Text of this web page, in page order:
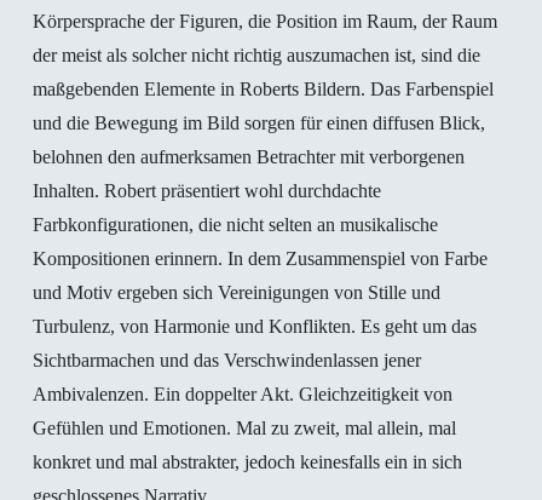
2023
„Mirror, Mirror on the wall“, Kunst und Schnittlauch
Klubhaus, Wien, Österreich (G)
„Sonne“,Feinkunst Krüger, Hamburg (G)
2022
„New Works„, Charim Factory, Wien, Österreich (S)
„Kunst, Leben, Leidenschaft – 10 Jahre Museum
Angerlehner. Die Sammlungsschau“, Museum
Angerlehner, Wels, Österreich (G)
Körpersprache der Figuren, die Position im Raum, der Raum
der meist als solcher nicht richtig auszumachen ist, sind die
maßgebenden Elemente in Roberts Bildern. Das Farbenspiel
und die Bewegung im Bild sorgen für einen diffusen Blick,
belohnen den aufmerksamen Betrachter mit verborgenen
Inhalten. Robert präsentiert wohl durchdachte
Farbkonfigurationen, die nicht selten an musikalische
Kompositionen erinnern. In dem Zusammenspiel von Farbe
und Motiv ergeben sich Vereinigungen von Stille und
Turbulenz, von Harmonie und Konflikten. Es geht um das
Sichtbarmachen und das Verschwindenlassen jener
Ambivalenzen. Ein doppelter Akt. Gleichzeitigkeit von
Gefühlen und Emotionen. Mal zu zweit, mal allein, mal
konkret und mal abstrakter, jedoch keinesfalls ein in sich
geschlossenes Narrativ.